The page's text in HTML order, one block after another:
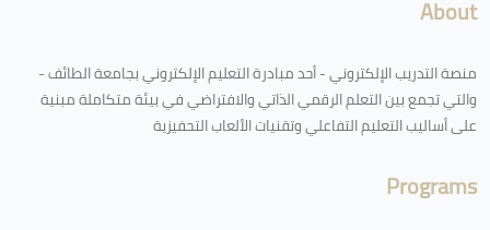
About
منصة التدريب الإلكتروني - أحد مبادرة التعليم الإلكتروني بجامعة الطائف -
والتي تجمع بين التعلم الرقمي الذاتي والافتراضي في بيئة متكاملة مبنية
على أساليب التعليم التفاعلي وتقنيات الألعاب التحفيزية
Programs